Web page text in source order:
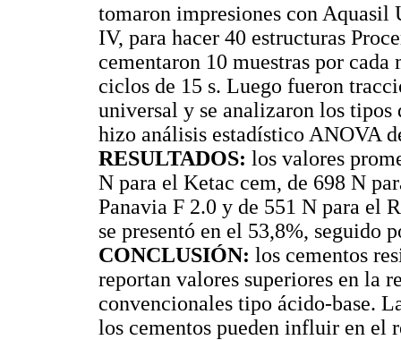
tomaron impresiones con Aquasil
IV, para hacer 40 estructuras
cementaron 10 muestras por
ciclos de 15 s. Luego fueron
universal y se analizaron los tipos
hizo análisis estadístico ANOVA
RESULTADOS: los valores
N para el Ketac cem, de 698 N
Panavia F 2.0 y de 551 N para el
se presentó en el 53,8%, seguido
CONCLUSIÓN: los cementos
reportan valores superiores en la
convencionales tipo ácido-base.
los cementos pueden influir en el